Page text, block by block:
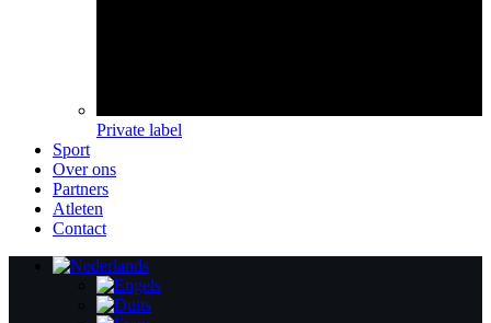
Private label
Sport
Over ons
Partners
Atleten
Contact